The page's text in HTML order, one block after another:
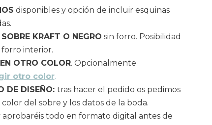
disponibles y opción de incluir esquinas
KRAFT O NEGRO sin forro. Posibilidad
interior.
OTRO COLOR. Opcionalmente
otro color.
DE DISEÑO: tras hacer el pedido os pedimos
del sobre y los datos de la boda.
aprobaréis todo en formato digital antes de